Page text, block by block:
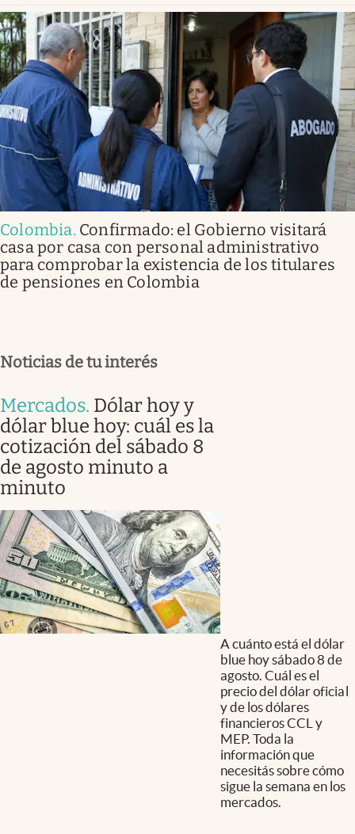
Colombia. Confirmado: el Gobierno visitará
casa por casa con personal administrativo
para comprobar la existencia de los titulares
de pensiones en Colombia
Noticias de tu interés
Mercados. Dólar hoy y
dólar blue hoy: cuál es la
cotización del sábado 8
de agosto minuto a
minuto
A cuánto está el dólar
blue hoy sábado 8 de
agosto. Cuál es el
precio del dólar oficial
y de los dólares
financieros CCL y
MEP. Toda la
información que
necesitás sobre cómo
sigue la semana en los
mercados.